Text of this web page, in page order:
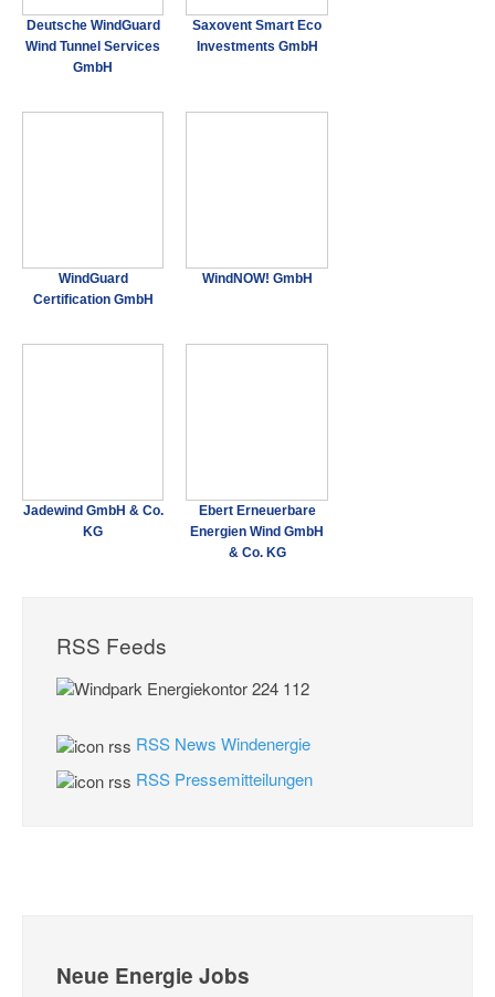
Deutsche WindGuard
Wind Tunnel Services
GmbH
Saxovent Smart Eco
Investments GmbH
WindGuard
Certification GmbH
WindNOW! GmbH
Jadewind GmbH & Co.
KG
Ebert Erneuerbare
Energien Wind GmbH
& Co. KG
RSS Feeds
RSS News Windenergie
RSS Pressemitteilungen
Neue Energie Jobs